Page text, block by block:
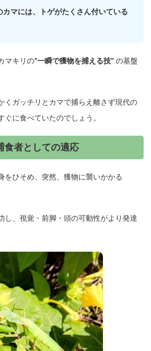
カマには、トゲがたくさん付いている
マキリの“一瞬で獲物を捕える技” の基盤
くガッチリとカマで捕らえ離さず現代の
ぐに食べていたのでしょう。
食者としての適応
をひそめ、突然、獲物に襲いかかる
し、視覚・前脚・頭の可動性がより発達